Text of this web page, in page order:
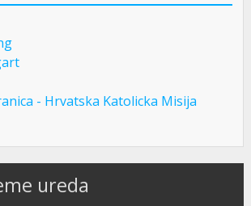
- Hrvatska Katolicka Misija
ureda